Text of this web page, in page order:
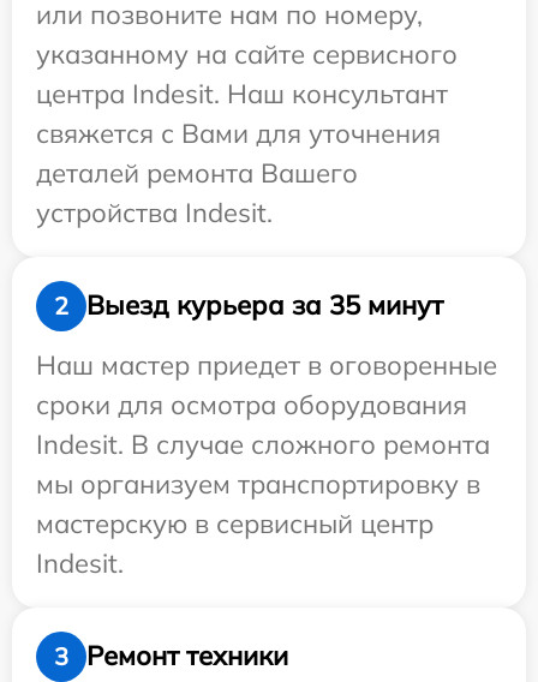
или позвоните нам по номеру,
указанному на сайте сервисного
центра Indesit. Наш консультант
свяжется с Вами для уточнения
деталей ремонта Вашего
устройства Indesit.
2
Выезд курьера за 35 минут
Наш мастер приедет в оговоренные
сроки для осмотра оборудования
Indesit. В случае сложного ремонта
мы организуем транспортировку в
мастерскую в сервисный центр
Indesit.
3 Ремонт техники